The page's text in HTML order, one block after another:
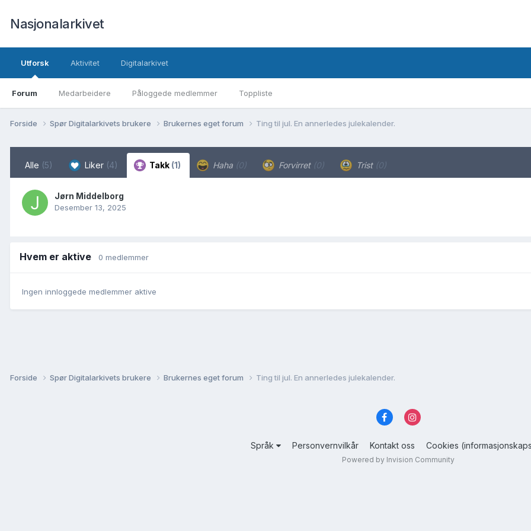
Nasjonalarkivet
Utforsk
Forum Medarbeidere Påloggede medlemmer Toppliste
Aktivitet Digitalarkivet
Forside Spør Digitalarkivets brukere Brukernes eget forum Ting til jul. En annerledes julekalender.
Alle (5) Liker (4) Takk (1) Haha (0) Forvirret (0) Trist (0)
Jørn Middelborg
Desember 13, 2025
Hvem er aktive 0 medlemmer
Ingen innloggede medlemmer aktive
Forside Spør Digitalarkivets brukere Brukernes eget forum Ting til jul. En annerledes julekalender.
Språk Personvernvilkår Kontakt oss Cookies
Powered by Invision Community